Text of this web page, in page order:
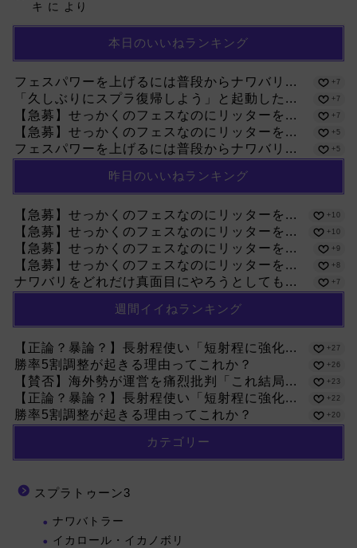
キ に より
本日のいいねランキング
フェスパワーを上げるには普段からナワバリ... +7
「久しぶりにスプラ復帰しよう」と起動した... +7
【急募】せっかくのフェスなのにリッターを... +7
【急募】せっかくのフェスなのにリッターを... +5
フェスパワーを上げるには普段からナワバリ... +5
昨日のいいねランキング
【急募】せっかくのフェスなのにリッターを... +10
【急募】せっかくのフェスなのにリッターを... +10
【急募】せっかくのフェスなのにリッターを... +9
【急募】せっかくのフェスなのにリッターを... +8
ナワバリをどれだけ真面目にやろうとしても... +7
週間イイねランキング
【正論？暴論？】長射程使い「短射程に強化... +27
勝率5割調整が起きる理由ってこれか？ +26
【賛否】海外勢が運営を痛烈批判「これ結局... +23
【正論？暴論？】長射程使い「短射程に強化... +22
勝率5割調整が起きる理由ってこれか？ +20
カテゴリー
スプラトゥーン3
ナワバトラー
イカロール・イカノボリ